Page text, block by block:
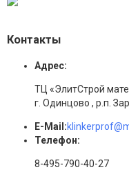
Контакты
Адрес:
ТЦ «ЭлитСтрой
г. Одинцово , р.п.
E-Mail:
Телефон:
8-495-790-40-27